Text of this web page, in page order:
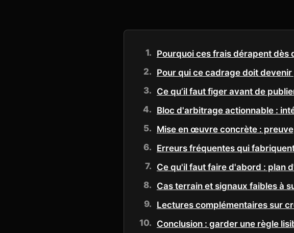
Pourquoi ces frais dérapent dès
Pour qui ce cadrage doit
Ce qu’il faut figer avant de
Bloc d'arbitrage actionnable :
Mise en œuvre concrète :
Erreurs fréquentes qui
Ce qu'il faut faire d'abord : plan
Cas terrain et signaux faibles à
Lectures complémentaires sur
Conclusion : garder une règle